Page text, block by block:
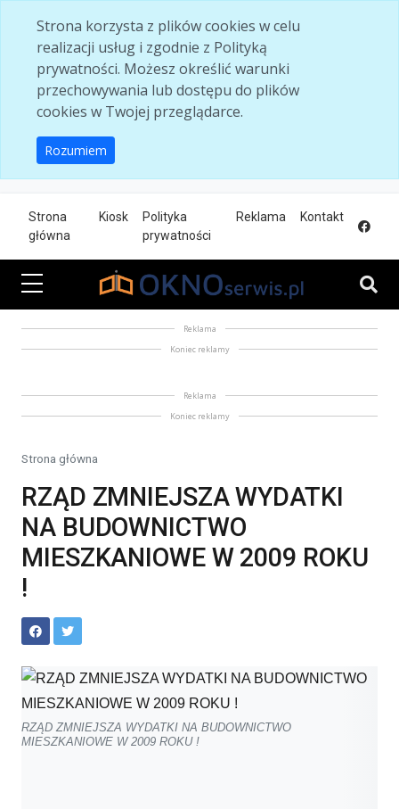
Strona korzysta z plików cookies w celu
realizacji usług i zgodnie z Polityką
prywatności. Możesz określić warunki
przechowywania lub dostępu do plików
cookies w Twojej przeglądarce.
Rozumiem
Strona
główna
Kiosk
Polityka
prywatności
Reklama Kontakt
Reklama
Koniec reklamy
Reklama
Koniec reklamy
Strona główna
RZĄD ZMNIEJSZA WYDATKI
NA BUDOWNICTWO
MIESZKANIOWE W 2009 ROKU
!
RZĄD ZMNIEJSZA WYDATKI NA BUDOWNICTWO
MIESZKANIOWE W 2009 ROKU !